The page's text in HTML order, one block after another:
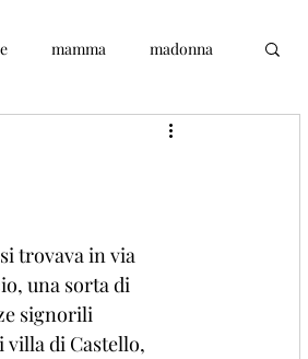
mamma madonna
trovava in via
una sorta di
signorili
villa di Castello,